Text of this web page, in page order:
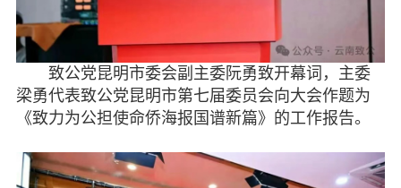
致公党昆明市委会副主委阮勇致开幕词，主委
梁勇代表致公党昆明市第七届委员会向大会作题为
《致力为公担使命侨海报国谱新篇》的工作报告。